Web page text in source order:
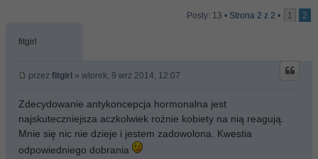
Posty: 13 • Strona 2 z 2 • 1 2
fitgirl
przez fitgirl » wtorek, 9 wrz 2014, 12:07
Zdecydowanie antykoncepcja hormonalna jest
najskuteczniejsza aczkolwiek rożnie kobiety na nią reagują.
Mnie się nic nie dzieje i jestem zadowolona. Kwestia
odpowiedniego dobrania